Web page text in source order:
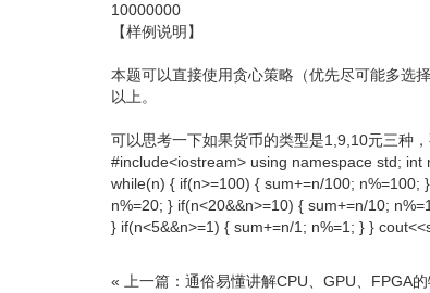
10000000
【样例说明】
本题可以直接使用贪心策略（优先尽可能多选
以上。
可以思考一下如果货币的类型是1,9,10元三种
#include<iostream> using namespace std; int
while(n) { if(n>=100) { sum+=n/100; n%=100;
n%=20; } if(n<20&&n>=10) { sum+=n/10;
} if(n<5&&n>=1) { sum+=n/1; n%=1; } }
« 上一篇：通俗易懂讲解CPU、GPU、FPGA